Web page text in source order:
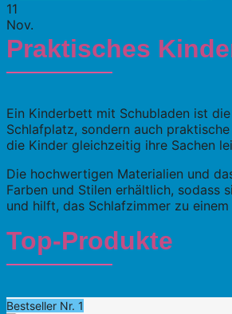
11
Nov.
Praktisches
Ein Kinderbett mit Schubladen ist
Schlafplatz, sondern auch
die Kinder gleichzeitig ihre Sachen
Die hochwertigen Materialien und
Farben und Stilen erhältlich, sodass
und hilft, das Schlafzimmer zu
Top-Produkte
Bestseller Nr. 1